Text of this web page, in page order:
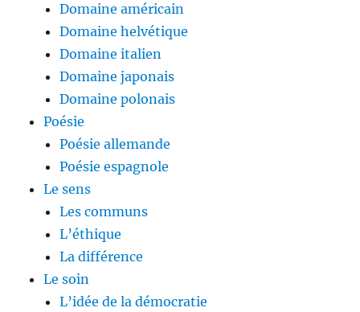
Domaine américain
Domaine helvétique
Domaine italien
Domaine japonais
Domaine polonais
Poésie
Poésie allemande
Poésie espagnole
Le sens
Les communs
L’éthique
La différence
Le soin
L’idée de la démocratie